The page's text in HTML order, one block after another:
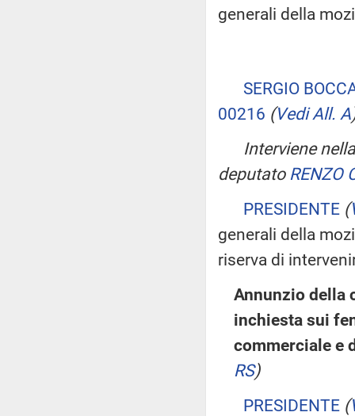
generali della
SERGIO
00216 (Vedi All. A
Interviene
deputato RENZO
PRESIDENTE (
generali della
riserva di
Annunzio della
inchiesta sui
commerciale e
RS)
PRESIDENTE (